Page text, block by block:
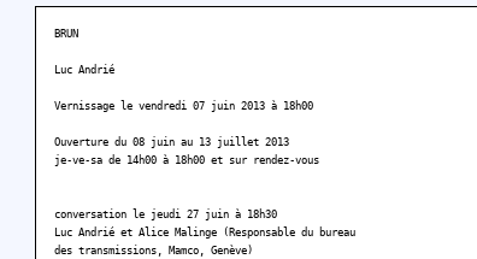
BRUN
Luc Andrié
Vernissage le vendredi 07 juin 2013 à 18h00
Ouverture du 08 juin au 13 juillet 2013
je-ve-sa de 14h00 à 18h00 et sur rendez-vous
conversation le jeudi 27 juin à 18h30
Luc Andrié et Alice Malinge (Responsable du bureau
des transmissions, Mamco, Genève)